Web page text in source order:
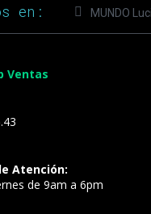
en: MUNDO
Ventas
Atención:
de 9am a 6pm